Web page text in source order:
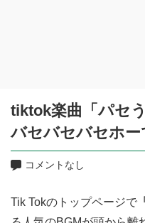
tiktok楽曲「パセ
バセバセバセホー
コメントなし
Tik Tokのトップページで